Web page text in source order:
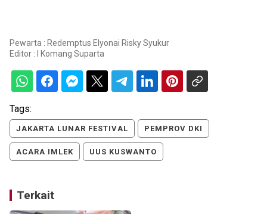
Pewarta : Redemptus Elyonai Risky Syukur
Editor : I Komang Suparta
Tags:
JAKARTA LUNAR FESTIVAL PEMPROV DKI
ACARA IMLEK UUS KUSWANTO
Terkait